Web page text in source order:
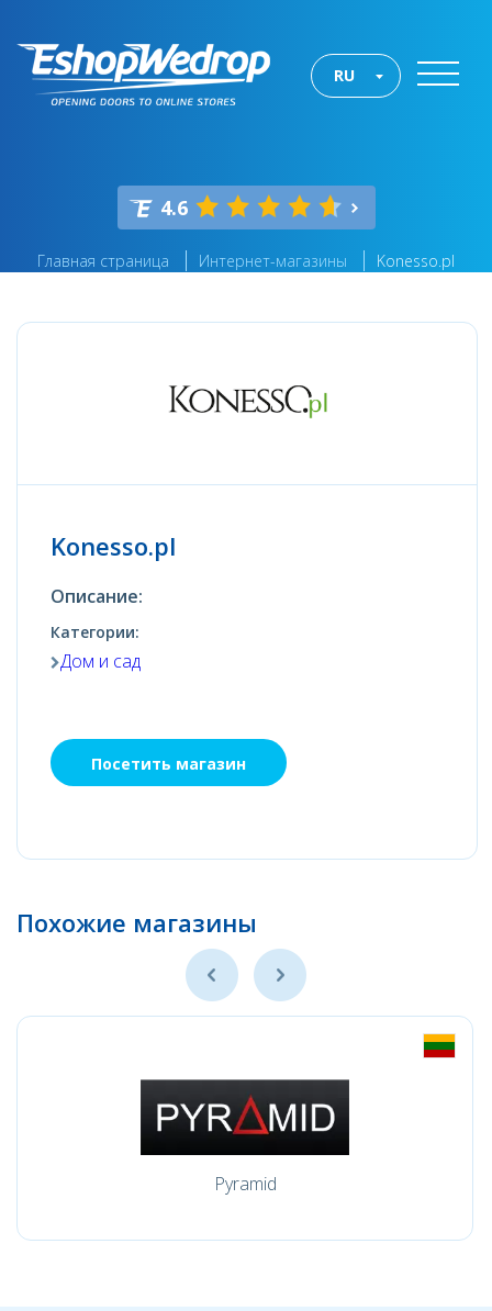
RU
4.6
Главная страница Интернет-магазины Konesso.pl
Konesso.pl
Описание:
Категории:
Дом и сад
Посетить магазин
Похожие магазины
Pyramid